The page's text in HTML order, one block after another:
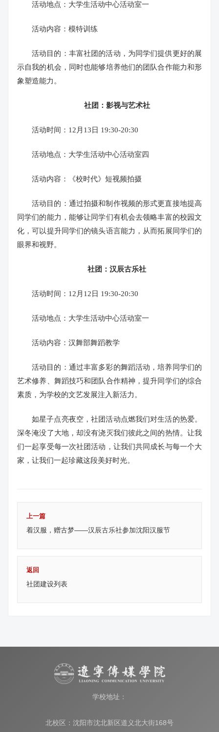
活动地点：大学生活动中心活动室一
活动内容：模特训练
活动目的：丰富社团的活动，为同学们提供更好的展
示自我的机会，同时也能够培养他们的团队合作能力和形
象塑造能力。
社团：影视与艺术社
活动时间：12月13日 19:30-20:30
活动地点：大学生活动中心活动室四
活动内容：《校时代》短视频拍摄
活动目的：通过拍摄和制作视频的形式更直接地提高
同学们的能力，能够让同学们有机会去领略丰富的校园文
化，可以提升同学们的镜头语言能力，从而拓展同学们的
眼界和视野。
社团：汉辰古乐社
活动时间：12月12日 19:30-20:30
活动地点：大学生活动中心活动室一
活动内容：汉舞部舞蹈教学
活动目的：通过丰富多彩的舞蹈活动，培养同学们的
艺术修养、舞蹈技巧和团队合作精神，提升同学们的综合
素质，为学校的文艺发展注入新活力。
如星子点亮夜空，社团活动点燃我们对生活的热爱。
深冬淹没了大地， 却没有浇灭我们彼此之间的热情。 让我
们一起享受每一次社团活动， 让我们共同成长与每一个大
家， 让我们一起珍藏这段美好时光。
上一篇
着汉服，赠古梦——汉辰古乐社参加沈阳汉服节
返回
社团建设列表
学校地址：
北校区：沈阳市沈北新区道义北大街168号